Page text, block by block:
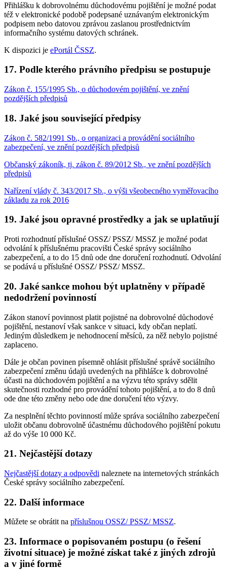
Přihlášku k dobrovolnému důchodovému pojištění je možné podat
též v elektronické podobě podepsané uznávaným elektronickým
podpisem nebo datovou zprávou zaslanou prostřednictvím
informačního systému datových schránek.
K dispozici je ePortál ČSSZ.
17. Podle kterého právního předpisu se postupuje
Zákon č. 155/1995 Sb., o důchodovém pojištění, ve znění
pozdějších předpisů
18. Jaké jsou související předpisy
Zákon č. 582/1991 Sb., o organizaci a provádění sociálního
zabezpečení, ve znění pozdějších předpisů
Občanský zákoník, tj. zákon č. 89/2012 Sb., ve znění pozdějších
předpisů
Nařízení vlády č. 343/2017 Sb., o výši všeobecného vyměřovacího
základu za rok 2016
19. Jaké jsou opravné prostředky a jak se uplatňují
Proti rozhodnutí příslušné OSSZ/ PSSZ/ MSSZ je možné podat
odvolání k příslušnému pracovišti České správy sociálního
zabezpečení, a to do 15 dnů ode dne doručení rozhodnutí. Odvolání
se podává u příslušné OSSZ/ PSSZ/ MSSZ.
20. Jaké sankce mohou být uplatněny v případě
nedodržení povinností
Zákon stanoví povinnost platit pojistné na dobrovolné důchodové
pojištění, nestanoví však sankce v situaci, kdy občan neplatí.
Jediným důsledkem je nehodnocení měsíců, za něž nebylo pojistné
zaplaceno.
Dále je občan povinen písemně ohlásit příslušné správě sociálního
zabezpečení změnu údajů uvedených na přihlášce k dobrovolné
účasti na důchodovém pojištění a na výzvu této správy sdělit
skutečnosti rozhodné pro provádění tohoto pojištění, a to do 8 dnů
ode dne této změny nebo ode dne doručení této výzvy.
Za nesplnění těchto povinností může správa sociálního zabezpečení
uložit občanu dobrovolně účastnému důchodového pojištění pokutu
až do výše 10 000 Kč.
21. Nejčastější dotazy
Nejčastější dotazy a odpovědi naleznete na internetových stránkách
České správy sociálního zabezpečení.
22. Další informace
Můžete se obrátit na příslušnou OSSZ/ PSSZ/ MSSZ.
23. Informace o popisovaném postupu (o řešení
životní situace) je možné získat také z jiných zdrojů
a v jiné formě